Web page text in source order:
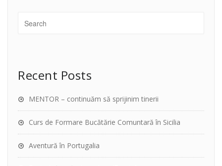
Recent Posts
MENTOR – continuăm să sprijinim tinerii
Curs de Formare Bucătărie Comuntară în Sicilia
Aventură în Portugalia